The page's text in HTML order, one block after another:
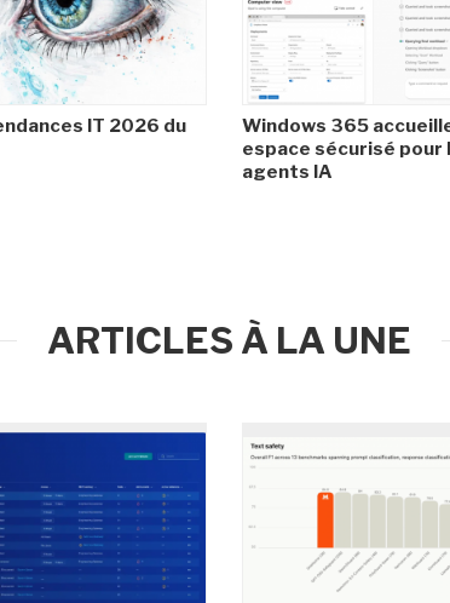
IT 2026 du
Windows 365
espace sécurisé pour
agents IA
ARTICLES À LA UNE